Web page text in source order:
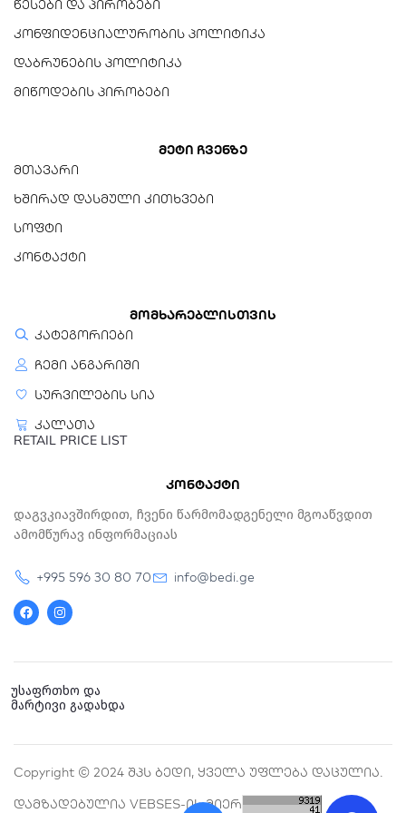
დამატებითი ფუნქციები
სერვისი
Seagate Rescue Data
Toolkit
წესები და პირობები
კონფიდენციალურობის პოლიტიკა
დაბრუნების პოლიტიკა
მიწოდების პირობები
მეტი ჩვენზე
მთავარი
ხშირად დასმული კითხვები
სოფტი
კონტაქტი
მომხარებლისთვის
კატეგორიები
ჩემი ანგარიში
სურვილების სია
კალათა
RETAIL PRICE LIST
კონტაქტი
Დაგვკიავშირდით, Ჩვენი Წარმომადგენელი Მგოაწვდით
Ამომწურავ Ინფორმაციას
+995 596 30 80 70
info@bedi.ge
a
c
e
o
n
s
t
r
m
უსაფრთხო და
მარტივი გადახდა
Copyright © 2024 Შპს Ბედი, Ყველა Უფლება Დაცულია.
Დამზადებულია VEBSES-Ის Მიერ